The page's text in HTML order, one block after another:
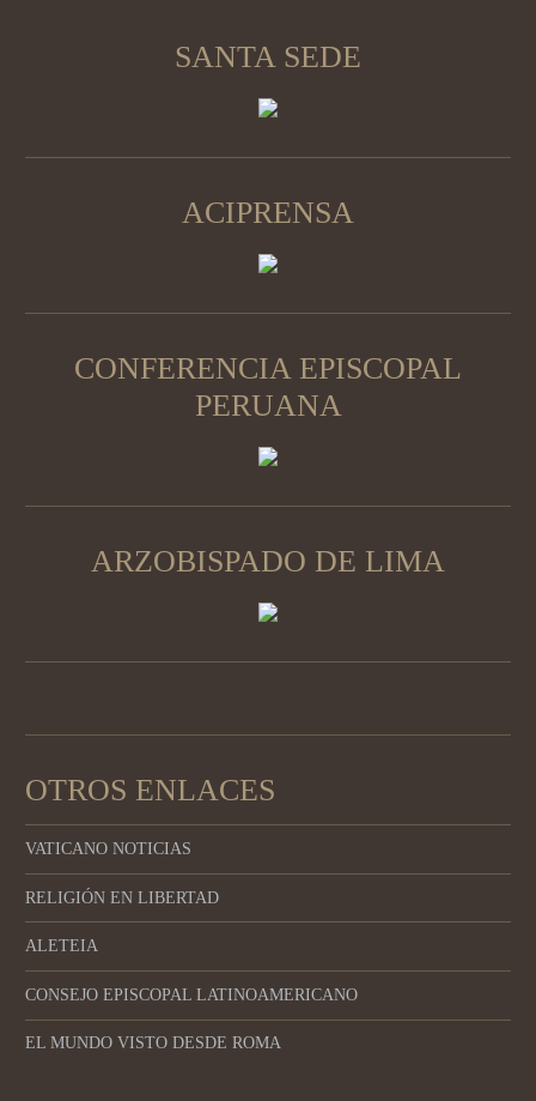
SANTA SEDE
ACIPRENSA
CONFERENCIA EPISCOPAL
PERUANA
ARZOBISPADO DE LIMA
OTROS ENLACES
VATICANO NOTICIAS
RELIGIÓN EN LIBERTAD
ALETEIA
CONSEJO EPISCOPAL LATINOAMERICANO
EL MUNDO VISTO DESDE ROMA